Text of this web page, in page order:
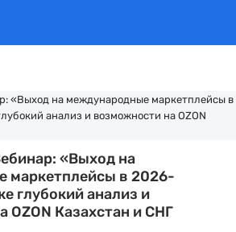
«Выход на
маркетплейсы в 2026-
глубокий анализ и
OZON Казахстан и СНГ